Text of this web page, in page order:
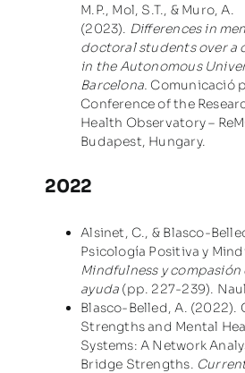
M.P., Mol, S.T., & Muro, A.
(2023). Differences in
doctoral students over a
in the Autonomous
Barcelona. Comunicació
Conference of the
Health Observatory –
Budapest, Hungary.
2022
Alsinet, C., & Blasco-
Psicología Positiva y
Mindfulness y compasión
ayuda (pp. 227-239).
Blasco-Belled, A. (2022).
Strengths and Mental
Systems: A Network
Bridge Strengths.